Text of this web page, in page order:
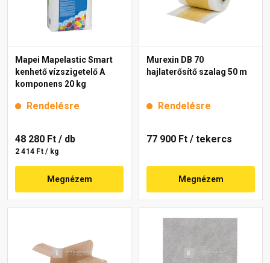
Mapei Mapelastic Smart
kenhető vízszigetelő A
komponens 20 kg
Rendelésre
48 280 Ft / db
2 414 Ft / kg
Megnézem
Murexin DB 70
hajlaterősítő szalag 50 m
Rendelésre
77 900 Ft / tekercs
Megnézem